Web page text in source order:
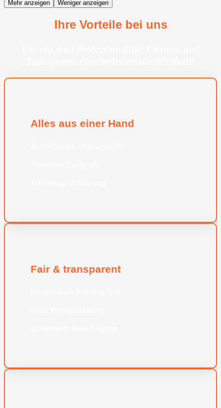
Mehr anzeigen Weniger anzeigen
Ihre Vorteile bei uns
Alles aus einer Hand
Fair & transparent